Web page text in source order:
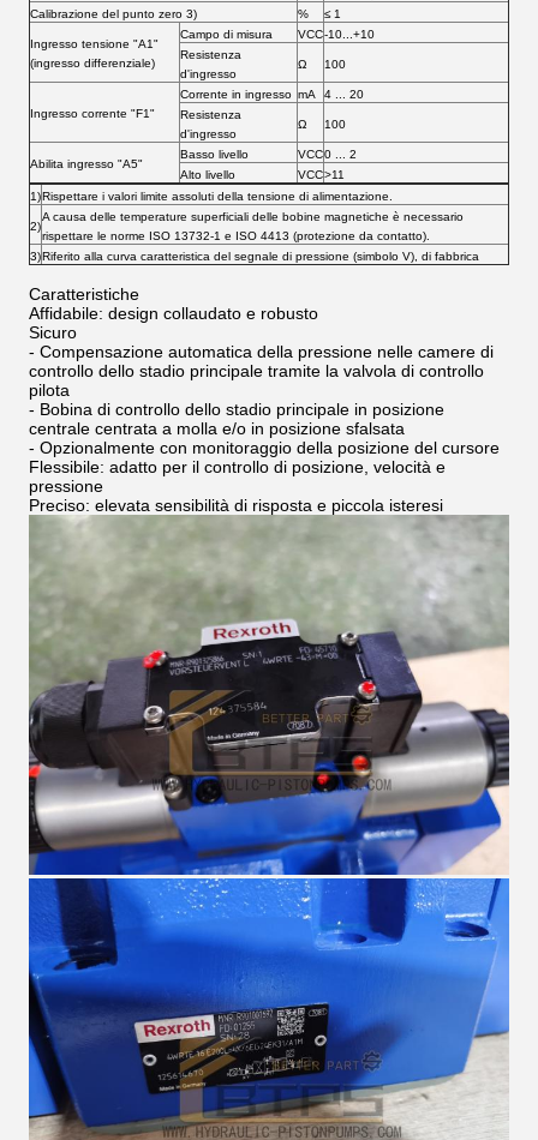
Calibrazione del punto zero 3)
% ≤ 1
Ingresso tensione "A1"
(ingresso differenziale)
Campo di misura VCC-10...+10
Resistenza
d'ingresso
Ω 100
Ingresso corrente "F1"
Corrente in ingresso mA
​4 ... ​20
Resistenza
d'ingresso
Ω 100
Abilita ingresso "A5"
Basso livello VCC​0 ... ​2
Alto livello
VCC>11
1)Rispettare i valori limite assoluti della tensione di alimentazione.
2)
A causa delle temperature superficiali delle bobine magnetiche è necessario
rispettare le norme ISO 13732-1 e ISO 4413 (protezione da contatto).
3)Riferito alla curva caratteristica del segnale di pressione (simbolo V), di fabbrica
Caratteristiche
Affidabile: design collaudato e robusto
Sicuro
- Compensazione automatica della pressione nelle camere di
controllo dello stadio principale tramite la valvola di controllo
pilota
- Bobina di controllo dello stadio principale in posizione
centrale centrata a molla e/o in posizione sfalsata
- Opzionalmente con monitoraggio della posizione del cursore
Flessibile: adatto per il controllo di posizione, velocità e
pressione
Preciso: elevata sensibilità di risposta e piccola isteresi